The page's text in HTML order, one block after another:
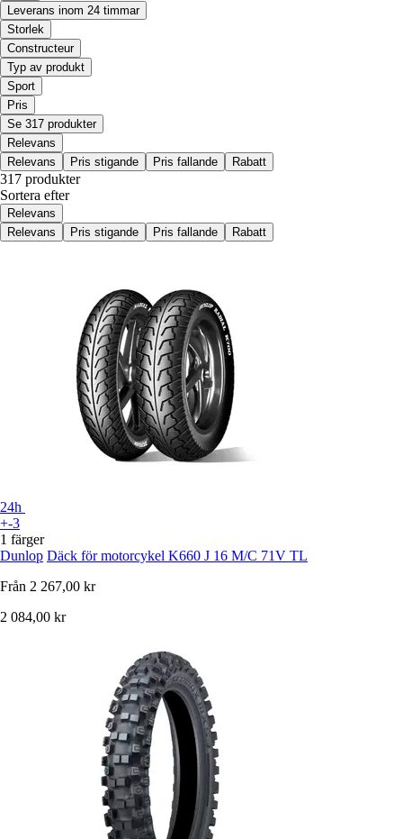
Leverans inom 24 timmar
Storlek
Constructeur
Typ av produkt
Sport
Pris
Se 317 produkter
Relevans
Relevans
Pris stigande Pris fallande Rabatt
317 produkter
Sortera efter
Relevans
Relevans
Pris stigande Pris fallande Rabatt
24h
+-3
1 färger
Dunlop Däck för motorcykel K660 J 16 M/C 71V TL
Från 2 267,00 kr
2 084,00 kr